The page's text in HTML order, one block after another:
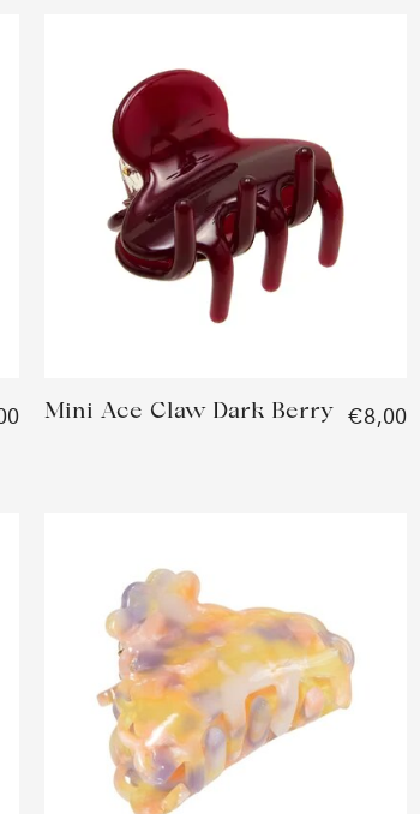
Mini Ace Claw Dark Berry €8,00